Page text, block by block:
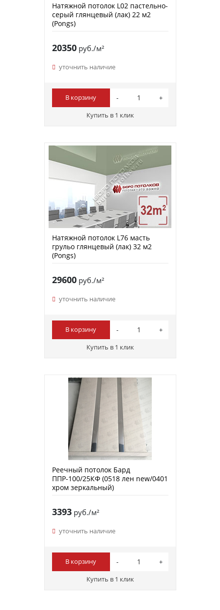
Натяжной потолок L02 пастельно-
серый глянцевый (лак) 22 м2
(Pongs)
20350руб./м²
уточнить наличие
В корзину
Купить в 1 клик
Натяжной потолок L76 масть
грульо глянцевый (лак) 32 м2
(Pongs)
29600руб./м²
уточнить наличие
В корзину
Купить в 1 клик
Реечный потолок Бард
ППР-100/25КФ (0518 лен new/0401
хром зеркальный)
3393руб./м²
уточнить наличие
В корзину
Купить в 1 клик